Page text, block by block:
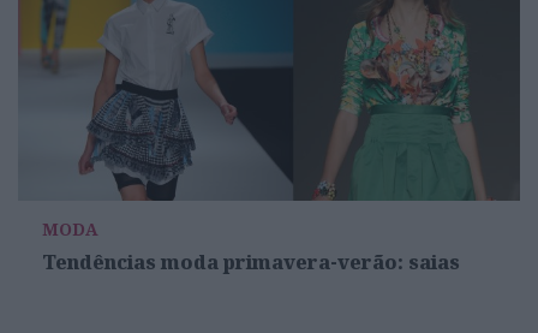
MODA
Tendências moda primavera-verão: saias